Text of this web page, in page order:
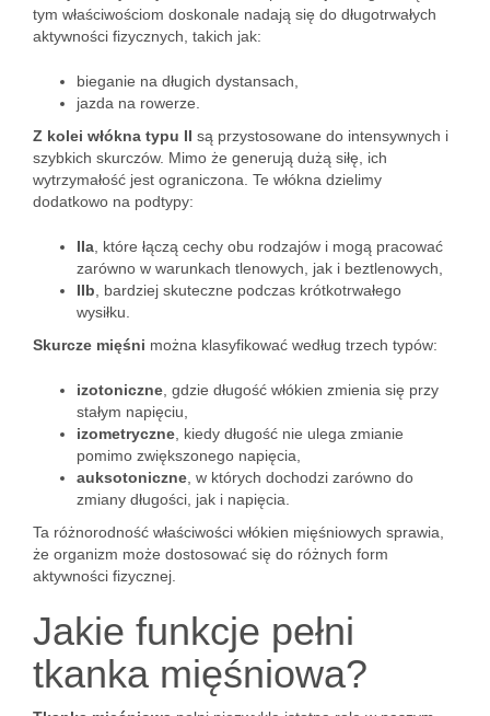
tym właściwościom doskonale nadają się do długotrwałych
aktywności fizycznych, takich jak:
bieganie na długich dystansach,
jazda na rowerze.
Z kolei włókna typu II są przystosowane do intensywnych i
szybkich skurczów. Mimo że generują dużą siłę, ich
wytrzymałość jest ograniczona. Te włókna dzielimy
dodatkowo na podtypy:
IIa , które łączą cechy obu rodzajów i mogą pracować
zarówno w warunkach tlenowych, jak i beztlenowych,
IIb , bardziej skuteczne podczas krótkotrwałego
wysiłku.
Skurcze mięśni można klasyfikować według trzech typów:
izotoniczne , gdzie długość włókien zmienia się przy
stałym napięciu,
izometryczne , kiedy długość nie ulega zmianie
pomimo zwiększonego napięcia,
auksotoniczne , w których dochodzi zarówno do
zmiany długości, jak i napięcia.
Ta różnorodność właściwości włókien mięśniowych sprawia,
że organizm może dostosować się do różnych form
aktywności fizycznej.
Jakie funkcje pełni
tkanka mięśniowa?